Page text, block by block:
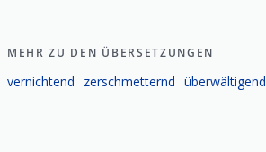
MEHR ZU DEN ÜBERSETZUNGEN
vernichtend zerschmetternd überwältigend